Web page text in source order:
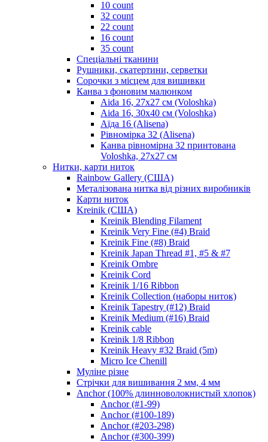
10 count
32 count
22 count
16 count
35 count
Спеціальні тканини
Рушники, скатертини, серветки
Сорочки з місцем для вишивки
Канва з фоновим малюнком
Aida 16, 27х27 см (Voloshka)
Aida 16, 30х40 см (Voloshka)
Аїда 16 (Alisena)
Рівномірка 32 (Alisena)
Канва рівномірна 32 принтована
Voloshka, 27х27 см
Нитки, карти ниток
Rainbow Gallery (США)
Металізована нитка від різних виробників
Карти ниток
Kreinik (США)
Kreinik Blending Filament
Kreinik Very Fine (#4) Braid
Kreinik Fine (#8) Braid
Kreinik Japan Thread #1, #5 & #7
Kreinik Ombre
Kreinik Cord
Kreinik 1/16 Ribbon
Kreinik Collection (наборы ниток)
Kreinik Tapestry (#12) Braid
Kreinik Medium (#16) Braid
Kreinik cable
Kreinik 1/8 Ribbon
Kreinik Heavy #32 Braid (5m)
Micro Ice Chenill
Муліне різне
Стрічки для вишивання 2 мм, 4 мм
Anchor (100% длинноволокнистый хлопок)
Anchor (#1-99)
Anchor (#100-189)
Anchor (#203-298)
Anchor (#300-399)